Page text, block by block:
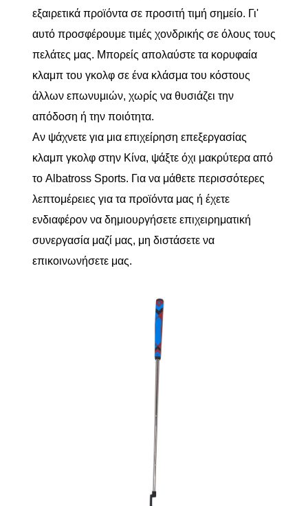
εξαιρετικά προϊόντα σε προσιτή τιμή σημείο. Γι'
αυτό προσφέρουμε τιμές χονδρικής σε όλους τους
πελάτες μας. Μπορείς απολαύστε τα κορυφαία
κλαμπ του γκολφ σε ένα κλάσμα του κόστους
άλλων επωνυμιών, χωρίς να θυσιάζει την
απόδοση ή την ποιότητα.
Αν ψάχνετε για μια επιχείρηση επεξεργασίας
κλαμπ γκολφ στην Κίνα, ψάξτε όχι μακρύτερα από
το Albatross Sports. Για να μάθετε περισσότερες
λεπτομέρειες για τα προϊόντα μας ή έχετε
ενδιαφέρον να δημιουργήσετε επιχειρηματική
συνεργασία μαζί μας, μη διστάσετε να
επικοινωνήσετε μας.